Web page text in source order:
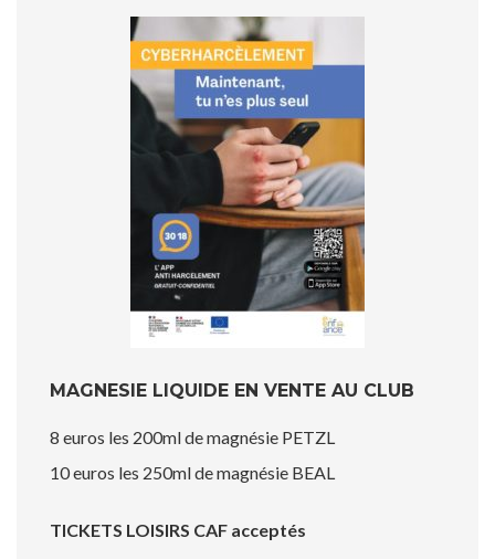
MAGNESIE LIQUIDE EN VENTE AU CLUB
8 euros les 200ml de magnésie PETZL
10 euros les 250ml de magnésie BEAL
TICKETS LOISIRS CAF acceptés